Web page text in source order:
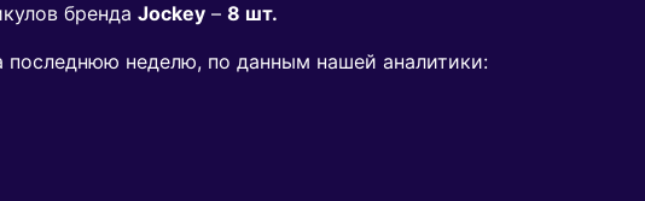
бренда Jockey – 8 шт.
последнюю неделю, по данным нашей аналитики: